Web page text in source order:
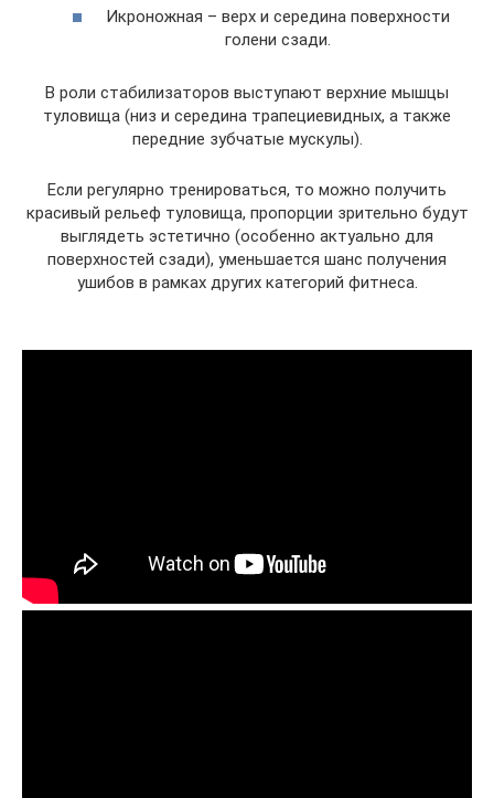
Икроножная – верх и середина поверхности
голени сзади.
В роли стабилизаторов выступают верхние мышцы
туловища (низ и середина трапециевидных, а также
передние зубчатые мускулы).
Если регулярно тренироваться, то можно получить
красивый рельеф туловища, пропорции зрительно будут
выглядеть эстетично (особенно актуально для
поверхностей сзади), уменьшается шанс получения
ушибов в рамках других категорий фитнеса.